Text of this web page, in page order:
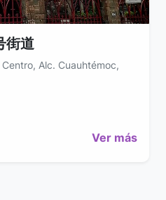
街道
Alc. Cuauhtémoc,
Ver más